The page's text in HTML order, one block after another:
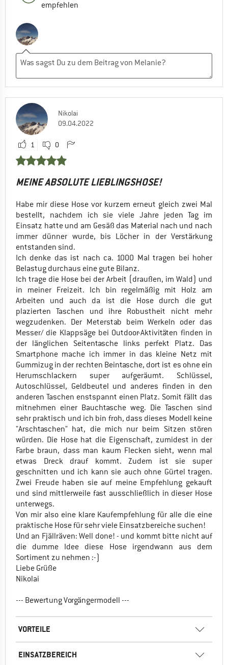
empfehlen
Nikolai
09.04.2022
1 0
MEINE ABSOLUTE LIEBLINGSHOSE!
Habe mir diese Hose vor kurzem erneut gleich zwei Mal
bestellt, nachdem ich sie viele Jahre jeden Tag im
Einsatz hatte und am Gesäß das Material nach und nach
immer dünner wurde, bis Löcher in der Verstärkung
entstanden sind.
Ich denke das ist nach ca. 1000 Mal tragen bei hoher
Belastug durchaus eine gute Bilanz.
Ich trage die Hose bei der Arbeit (draußen, im Wald) und
in meiner Freizeit. Ich bin regelmäßig mit Holz am
Arbeiten und auch da ist die Hose durch die gut
plazierten Taschen und ihre Robustheit nicht mehr
wegzudenken. Der Meterstab beim Werkeln oder das
Messer/ die Klappsäge bei Outdoor-Aktivitäten finden in
der länglichen Seitentasche links perfekt Platz. Das
Smartphone mache ich immer in das kleine Netz mit
Gummizug in der rechten Beintasche, dort ist es ohne ein
Herumschlackern super aufgeräumt. Schlüssel,
Autoschlüssel, Geldbeutel und anderes finden in den
anderen Taschen enstspannt einen Platz. Somit fällt das
mitnehmen einer Bauchtasche weg. Die Taschen sind
sehr praktisch und ich bin froh, dass dieses Modell keine
"Arschtaschen" hat, die mich nur beim Sitzen stören
würden. Die Hose hat die Eigenschaft, zumidest in der
Farbe braun, dass man kaum Flecken sieht, wenn mal
etwas Dreck drauf kommt. Zudem ist sie super
geschnitten und ich kann sie auch ohne Gürtel tragen.
Zwei Freude haben sie auf meine Empfehlung gekauft
und sind mittlerweile fast ausschließlich in dieser Hose
unterwegs.
Von mir also eine klare Kaufempfehlung für alle die eine
praktische Hose für sehr viele Einsatzbereiche suchen!
Und an Fjällräven: Well done! - und kommt bitte nicht auf
die dumme Idee diese Hose irgendwann aus dem
Sortiment zu nehmen :-)
Liebe Grüße
Nikolai
--- Bewertung Vorgängermodell ---
VORTEILE
EINSATZBEREICH